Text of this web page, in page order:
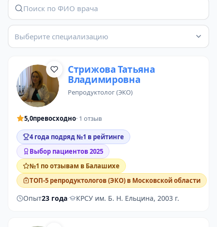
Выберите специализацию
Стрижова Татьяна
Владимировна
репродуктолог (ЭКО)
5,0превосходно· 1 отзыв
4 года подряд №1 в рейтинге
Выбор пациентов 2025
№1 по отзывам в Балашихе
ТОП-5 репродуктологов (ЭКО) в Московской области
Опыт23 года· КРСУ им. Б. Н. Ельцина, 2003 г.